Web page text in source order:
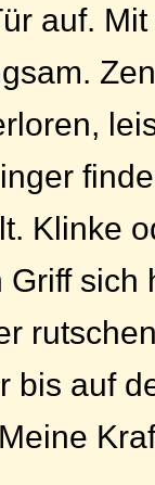
auf.
Klinke
sich
bis auf